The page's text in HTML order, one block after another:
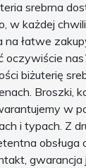
srebrna
w każdej
na łatwe
oczywiście
biżuterię
Broszki,
w
i typach. Z
obsługa